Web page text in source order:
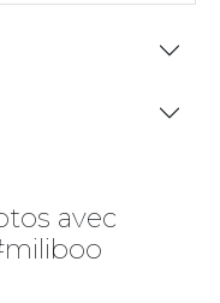
avec